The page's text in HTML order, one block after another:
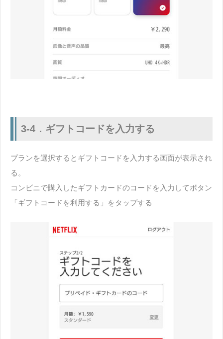
3-4．ギフトコードを入力する
プランを選択するとギフトコードを入力する画面が表示され
る。
コンビニで購入したギフトカードのコードを入力してボタン
「ギフトコードを利用する」をタップする